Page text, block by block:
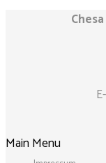
Main Menu